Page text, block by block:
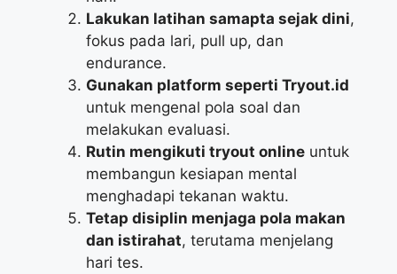
Lakukan latihan samapta sejak dini,
fokus pada lari, pull up, dan
endurance.
Gunakan platform seperti Tryout.id
untuk mengenal pola soal dan
melakukan evaluasi.
Rutin mengikuti tryout online untuk
membangun kesiapan mental
menghadapi tekanan waktu.
Tetap disiplin menjaga pola makan
dan istirahat, terutama menjelang
hari tes.